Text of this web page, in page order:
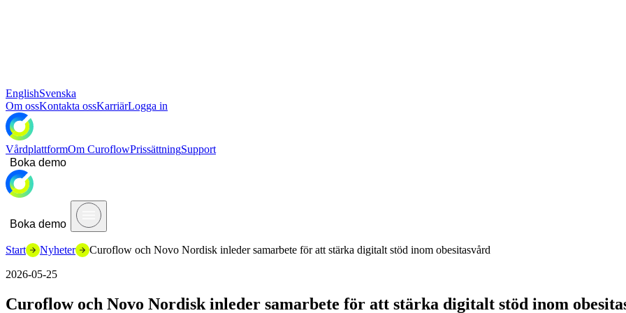
EnglishSvenska
Om ossKontakta ossKarriärLogga in
VårdplattformOm CuroflowPrissättningSupport
Boka demo
Boka demo
Start Nyheter Curoflow och Novo Nordisk inleder samarbete för att stärka digitalt stöd inom obesitasvård
2026-05-25
Curoflow och Novo Nordisk inleder samarbete för att stärka digitalt stöd inom